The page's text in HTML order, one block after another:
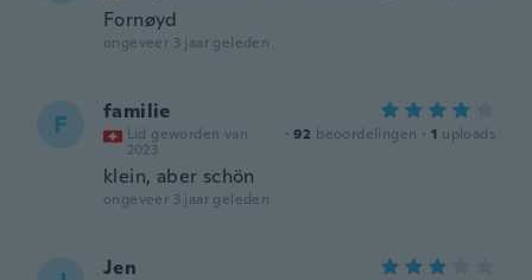
Fornøyd
ongeveer 3 jaar geleden
F familie
Lid geworden van
2023
· 92 beoordelingen · 1 uploads
klein, aber schön
ongeveer 3 jaar geleden
Jen